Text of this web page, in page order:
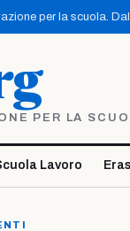
per la scuola.
PER LA
Lavoro